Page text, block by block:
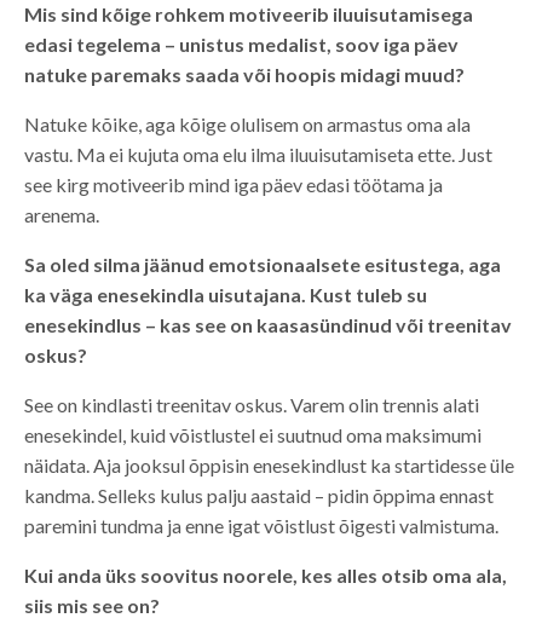
Mis sind kõige rohkem motiveerib iluuisutamisega
edasi tegelema – unistus medalist, soov iga päev
natuke paremaks saada või hoopis midagi muud?
Natuke kõike, aga kõige olulisem on armastus oma ala
vastu. Ma ei kujuta oma elu ilma iluuisutamiseta ette. Just
see kirg motiveerib mind iga päev edasi töötama ja
arenema.
Sa oled silma jäänud emotsionaalsete esitustega, aga
ka väga enesekindla uisutajana. Kust tuleb su
enesekindlus – kas see on kaasasündinud või treenitav
oskus?
See on kindlasti treenitav oskus. Varem olin trennis alati
enesekindel, kuid võistlustel ei suutnud oma maksimumi
näidata. Aja jooksul õppisin enesekindlust ka startidesse üle
kandma. Selleks kulus palju aastaid – pidin õppima ennast
paremini tundma ja enne igat võistlust õigesti valmistuma.
Kui anda üks soovitus noorele, kes alles otsib oma ala,
siis mis see on?